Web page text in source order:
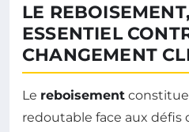
LE
ESSENTIEL
CHANGEMENT
Le reboisement
redoutable face aux défis